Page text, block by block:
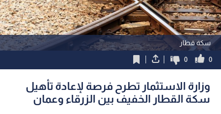
سكة قطار
0
0
وزارة الاستثمار تطرح فرصة لإعادة تأهيل
سكة القطار الخفيف بين الزرقاء وعمان